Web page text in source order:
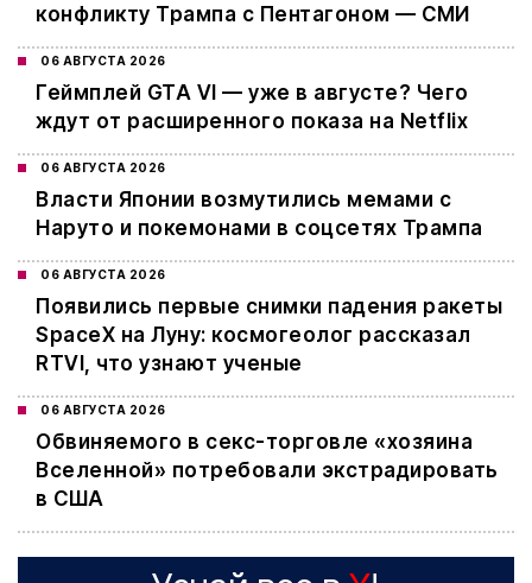
конфликту Трампа с Пентагоном — СМИ
06 АВГУСТА 2026
Геймплей GTA VI — уже в августе? Чего
ждут от расширенного показа на Netflix
06 АВГУСТА 2026
Власти Японии возмутились мемами с
Наруто и покемонами в соцсетях Трампа
06 АВГУСТА 2026
Появились первые снимки падения ракеты
SpaceX на Луну: космогеолог рассказал
RTVI, что узнают ученые
06 АВГУСТА 2026
Обвиняемого в секс-торговле «хозяина
Вселенной» потребовали экстрадировать
в США